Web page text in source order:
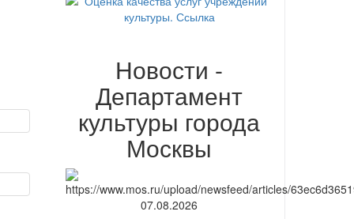
Новости -
Департамент
культуры города
Москвы
07.08.2026